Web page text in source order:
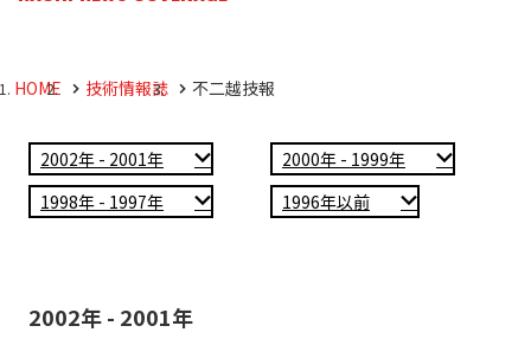
HOME 技術情報誌 不二越技報
2002年 - 2001年
2000年 - 1999年
1998年 - 1997年
1996年以前
2002年 - 2001年